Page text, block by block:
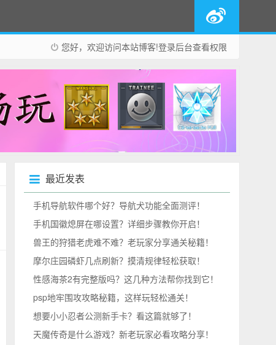
您好，欢迎访问本站博客!登录后台查看权限
最近发表
手机导航软件哪个好？导航犬功能全面测评！
手机国徽熄屏在哪设置？详细步骤教你开启！
兽王的狩猎老虎难不难？老玩家分享通关秘籍！
摩尔庄园磷虾几点刷新？摸清规律轻松获取！
性感海茶2有完整版吗？这几种方法帮你找到它！
psp地牢围攻攻略秘籍，这样玩轻松通关！
想要小小忍者公测新手卡？看这篇就够了！
天魔传奇是什么游戏？新老玩家必看攻略分享！